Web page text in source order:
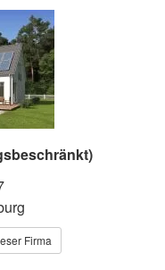
Firma